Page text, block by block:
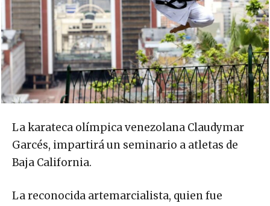
La karateca olímpica venezolana Claudymar
Garcés, impartirá un seminario a atletas de
Baja California.
La reconocida artemarcialista, quien fue